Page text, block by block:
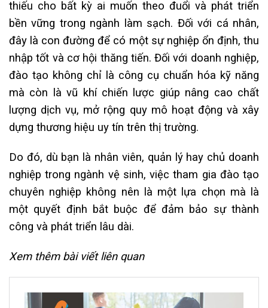
thiếu cho bất kỳ ai muốn theo đuổi và phát triển
bền vững trong ngành làm sạch. Đối với cá nhân,
đây là con đường để có một sự nghiệp ổn định, thu
nhập tốt và cơ hội thăng tiến. Đối với doanh nghiệp,
đào tạo không chỉ là công cụ chuẩn hóa kỹ năng
mà còn là vũ khí chiến lược giúp nâng cao chất
lượng dịch vụ, mở rộng quy mô hoạt động và xây
dựng thương hiệu uy tín trên thị trường.
Do đó, dù bạn là nhân viên, quản lý hay chủ doanh
nghiệp trong ngành vệ sinh, việc tham gia đào tạo
chuyên nghiệp không nên là một lựa chọn mà là
một quyết định bắt buộc để đảm bảo sự thành
công và phát triển lâu dài.
Xem thêm bài viết liên quan